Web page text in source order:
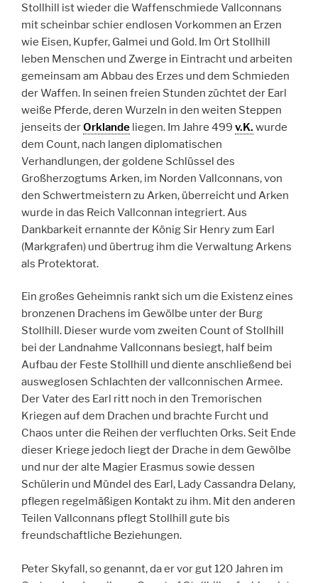
Stollhill ist wieder die Waffenschmiede Vallconnans
mit scheinbar schier endlosen Vorkommen an Erzen
wie Eisen, Kupfer, Galmei und Gold. Im Ort Stollhill
leben Menschen und Zwerge in Eintracht und arbeiten
gemeinsam am Abbau des Erzes und dem Schmieden
der Waffen. In seinen freien Stunden züchtet der Earl
weiße Pferde, deren Wurzeln in den weiten Steppen
jenseits derOrklande liegen. Im Jahre 499 v.K. wurde
dem Count, nach langen diplomatischen
Verhandlungen, der goldene Schlüssel des
Großherzogtums Arken, im Norden Vallconnans, von
den Schwertmeistern zu Arken, überreicht und Arken
wurde in das Reich Vallconnan integriert. Aus
Dankbarkeit ernannte der König Sir Henry zum Earl
(Markgrafen) und übertrug ihm die Verwaltung Arkens
als Protektorat.
Ein großes Geheimnis rankt sich um die Existenz eines
bronzenen Drachens im Gewölbe unter der Burg
Stollhill. Dieser wurde vom zweiten Count of Stollhill
bei der Landnahme Vallconnans besiegt, half beim
Aufbau der Feste Stollhill und diente anschließend bei
ausweglosen Schlachten der vallconnischen Armee.
Der Vater des Earl ritt noch in den Tremorischen
Kriegen auf dem Drachen und brachte Furcht und
Chaos unter die Reihen der verfluchten Orks. Seit Ende
dieser Kriege jedoch liegt der Drache in dem Gewölbe
und nur der alte Magier Erasmus sowie dessen
Schülerin und Mündel des Earl, Lady Cassandra Delany,
pflegen regelmäßigen Kontakt zu ihm. Mit den anderen
Teilen Vallconnans pflegt Stollhill gute bis
freundschaftliche Beziehungen.
Peter Skyfall, so genannt, da er vor gut 120 Jahren im